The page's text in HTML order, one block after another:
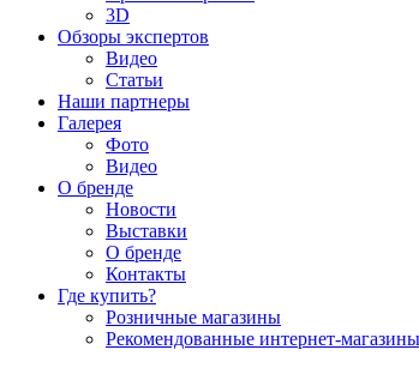
3D
Обзоры экспертов
Видео
Статьи
Наши партнеры
Галерея
Фото
Видео
О бренде
Новости
Выставки
О бренде
Контакты
Где купить?
Розничные магазины
Рекомендованные интернет-магазины